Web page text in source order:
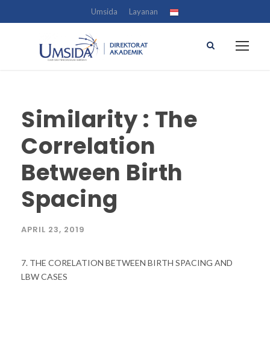
Umsida Layanan
Similarity : The
Correlation
Between Birth
Spacing
APRIL 23, 2019
7. THE CORELATION BETWEEN BIRTH SPACING AND
LBW CASES